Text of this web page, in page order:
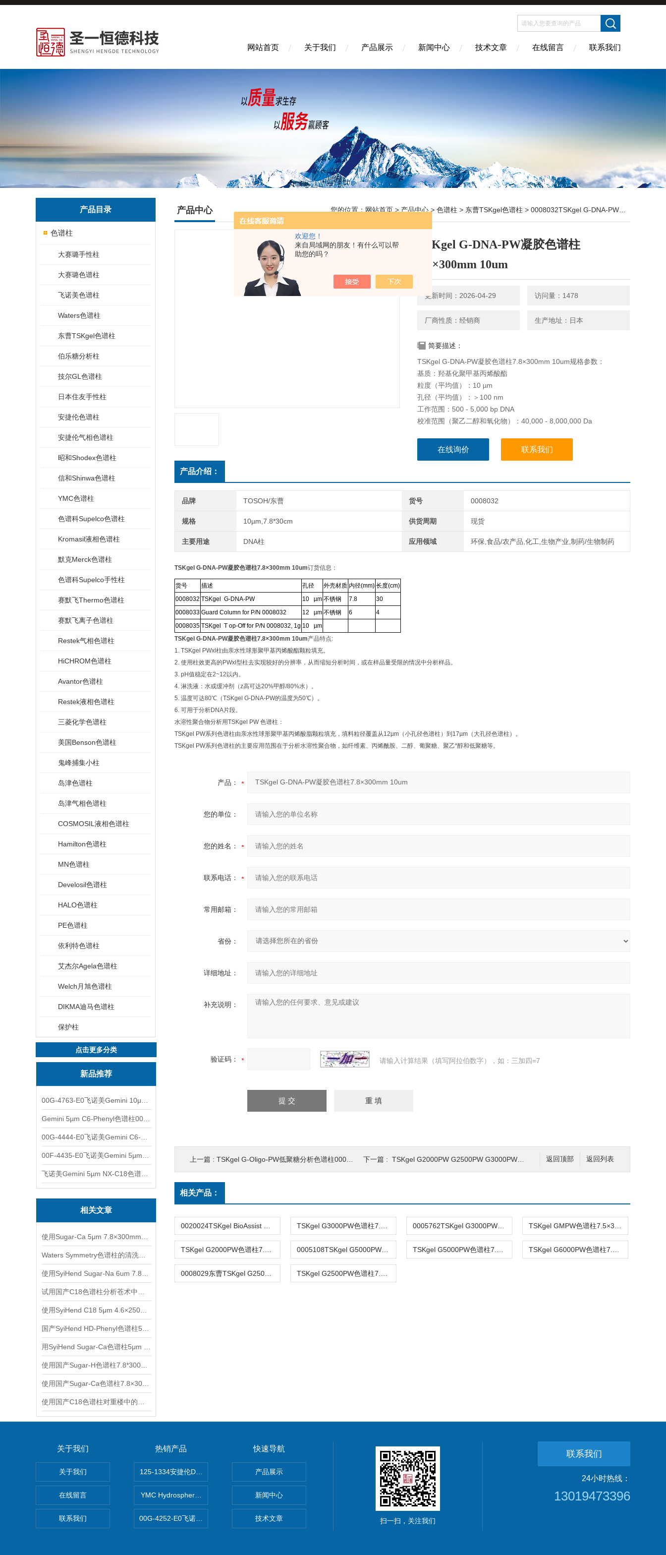
欢迎您！
来自局域网的朋友！有什么可以帮
助您的吗？
网站首页 关于我们 产品展示 新闻中心 技术文章 在线留言 联系我们
产品目录
色谱柱
大赛璐手性柱
大赛璐色谱柱
飞诺美色谱柱
Waters色谱柱
东曹TSKgel色谱柱
伯乐糖分析柱
技尔GL色谱柱
日本住友手性柱
安捷伦色谱柱
安捷伦气相色谱柱
昭和Shodex色谱柱
信和Shinwa色谱柱
YMC色谱柱
色谱科Supelco色谱柱
Kromasil液相色谱柱
默克Merck色谱柱
色谱科Supelco手性柱
赛默飞Thermo色谱柱
赛默飞离子色谱柱
Restek气相色谱柱
HiCHROM色谱柱
Avantor色谱柱
Restek液相色谱柱
三菱化学色谱柱
美国Benson色谱柱
鬼峰捕集小柱
岛津色谱柱
岛津气相色谱柱
COSMOSIL液相色谱柱
Hamilton色谱柱
MN色谱柱
Develosil色谱柱
HALO色谱柱
PE色谱柱
依利特色谱柱
艾杰尔Agela色谱柱
Welch月旭色谱柱
DIKMA迪马色谱柱
保护柱
点击更多分类
新品推荐
相关文章
产品中心 您的位置： 网站首页 > 产品中心 > 色谱柱 > 东曹TSKgel色谱柱 > 0008032TSKgel G-DNA-PW凝胶色谱柱7.8×300mm 10um
TSKgel G-DNA-PW凝胶色谱柱
7.8×300mm 10um
更新时间：2026-04-29 访问量：1478
厂商性质：经销商 生产地址：日本
简要描述：
TSKgel G-DNA-PW凝胶色谱柱7.8×300mm 10um规格参数：
基质：羟基化聚甲基丙烯酸酯
粒度（平均值）：10 µm
孔径（平均值）：＞100 nm
工作范围：500 - 5,000 bp DNA
校准范围（聚乙二醇和氧化物）：40,000 - 8,000,000 Da
运输溶剂：水
在线询价 联系我们
产品介绍：
品牌 TOSOH/东曹 货号 0008032
规格 10µm,7.8*30cm 供货周期 现货
主要用途 DNA柱 应用领域 环保,食品/农产品,化工,生物产业,制药/生物制药
TSKgel G-DNA-PW凝胶色谱柱7.8×300mm 10um订货信息：
货号 描述 孔径 外壳材质 内径(mm) 长度(cm)
0008032 TSKgel G-DNA-PW 10 µm 不锈钢 7.8
30
0008033 Guard Column for P/N 0008032 12 µm 不锈钢 6
4
0008035 TSKgel T op-Off for P/N 0008032, 1g 10 µm
TSKgel G-DNA-PW凝胶色谱柱7.8×300mm 10um产品特点:
1. TSKgel PWxl 柱由亲水性球形聚甲基丙烯酸酯颗粒填充。
2. 使用柱效更高的 PWxl 型柱去实现较好的分辨率，从而缩短分析时间，或在样品量受限的情况中分析样品。
3. pH值稳定在2~12 以内。
4. 淋洗液：水或缓冲剂（z高可达20%甲醇/80%水）。
5. 温度可达80℃（TSKgel G-DNA-PW的温度为50℃）。
6. 可用于分析DNA片段。
水溶性聚合物分析用TSKgel PW 色谱柱：
TSKgel PW系列色谱柱由亲水性球形聚甲基丙烯酸脂颗粒填充，填料粒径覆盖从12µm（小孔径色谱柱）到17µm（大孔径色谱柱）。
TSKgel PW系列色谱柱的主要应用范围在于分析水溶性聚合物，如纤维素、丙烯酰胺、二醇、葡聚糖、聚乙*醇和低聚糖等。
产品：
您的单位：
您的姓名：
联系电话：
常用邮箱：
省份：
详细地址：
补充说明：
验证码： 请输入计算结果（填写阿拉伯数字），如：三加四=7
返回列表
返回顶部
上一篇 : TSKgel G-Oligo-PW低聚糖分析色谱柱0008031 下一篇 : TSKgel G2000PW G2500PW G3000PW凝胶色谱柱
相关产品：
关于我们
关于我们
在线留言
联系我们
热销产品
125-1334安捷伦DB-624色谱柱30m*0.53mm*3µm
YMC Hydrosphere C18亲水化合物分离色谱柱
00G-4252-E0飞诺美Luna C18液相色谱柱5µm 4.6*250mm
快速导航
产品展示
新闻中心
技术文章 扫一扫，关注我们
联系我们
24小时热线：
13019473396